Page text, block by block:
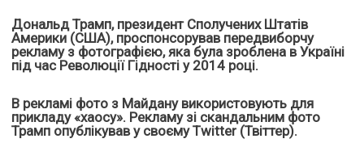
Дональд Трамп, президент Сполучених Штатів
Америки (США), проспонсорував передвиборчу
рекламу з фотографією, яка була зроблена в Україні
під час Революції Гідності у 2014 році.
В рекламі фото з Майдану використовують для
прикладу «хаосу». Рекламу зі скандальним фото
Трамп опублікував у своєму Twitter (Твіттер).